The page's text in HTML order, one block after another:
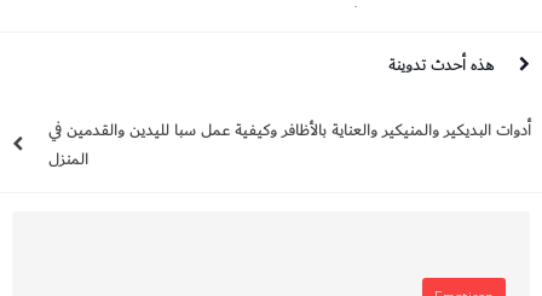
افضل 6 زيوت لتطويل وتقوية الأظافر ومنع
هذه أحدث تدوينة
أدوات البديكير والمنيكير والعناية بالأظافر وكيفية عمل سبا لليدين والقدمين في
المنزل